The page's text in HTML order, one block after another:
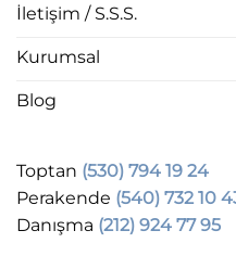
İletişim / S.S.S.
Kurumsal
Blog
Toptan (530) 794 19 24
Perakende (540) 732 10
Danışma (212) 924 77 95